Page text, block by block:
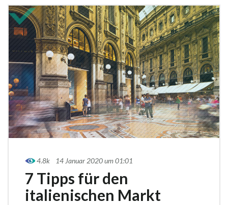
4.8k 14 Januar 2020 um 01:01
7 Tipps für den
italienischen Markt